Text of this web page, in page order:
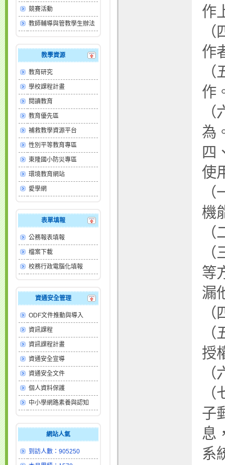
競賽活動
教師輔導與管教學生辦法
教學資源
教育研究
學校課程計畫
閱讀教育
教育優先區
補救教學資源平台
性別平等教育專區
東隆國小防災專區
環境教育網站
愛學網
表單填報
公務報表填報
檔案下載
校務行政電腦化填報
資通安全管理
ODF文件推動與導入
資訊課程
資訊課程計畫
資通安全宣導
資通安全文件
個人資料保護
中小學網路素養與認知
網站人氣
到訪人數：905250
作
作
作
為
四
使
機
等
漏
授
子
息
系